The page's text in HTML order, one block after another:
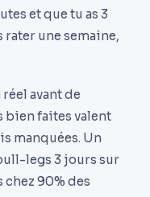
et que tu as 3
rater une semaine,
avant de
bien faites valent
manquées. Un
legs 3 jours sur
90% des